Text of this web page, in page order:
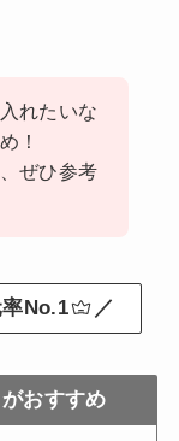
れたいな
！
ぜひ参考
No.1 ／
おすすめ